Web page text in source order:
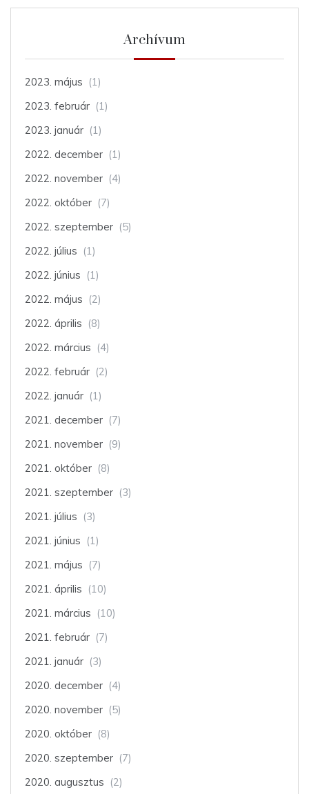
Archívum
2023. május (1)
2023. február (1)
2023. január (1)
2022. december (1)
2022. november (4)
2022. október (7)
2022. szeptember (5)
2022. július (1)
2022. június (1)
2022. május (2)
2022. április (8)
2022. március (4)
2022. február (2)
2022. január (1)
2021. december (7)
2021. november (9)
2021. október (8)
2021. szeptember (3)
2021. július (3)
2021. június (1)
2021. május (7)
2021. április (10)
2021. március (10)
2021. február (7)
2021. január (3)
2020. december (4)
2020. november (5)
2020. október (8)
2020. szeptember (7)
2020. augusztus (2)